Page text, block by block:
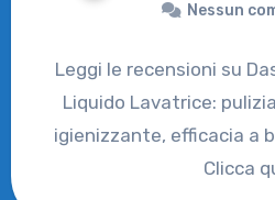
Nessun
Leggi le recensioni su
Liquido Lavatrice:
igienizzante, efficacia a
Clicca